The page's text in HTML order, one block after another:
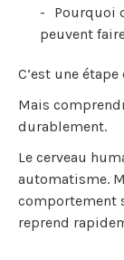
Pourquoi
peuvent
C’est une
Mais
durablement.
Le cerveau
automatisme.
comportement
reprend